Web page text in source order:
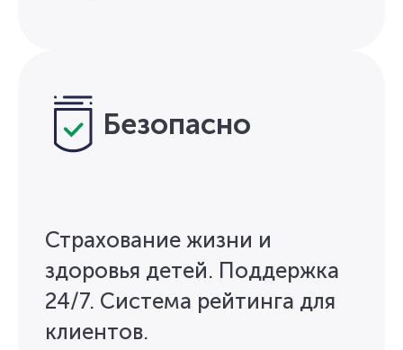
Безопасно
Страхование жизни и
здоровья детей. Поддержка
24/7. Система рейтинга для
клиентов.